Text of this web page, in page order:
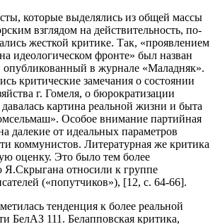
которые выделялись из общей массы
взглядом на действительность, по-
жесткой критике. Так, «проявлением
идеологическом фронте» был назван
в журнале «Маладняк».
критические замечания о состоянии
г. Гомеля, о бюрократизации
давалась картина реальной жизни и быта
Особое внимание партийная
далекие от идеальных параметров
коммунистов. Литературная же критика
оценку. Это было тем более
Я.Скрыгана относили к группе
(«попутчиков»), [12, с. 64-66].
тенденция к более реальной
БелАЗ 111. Белапповская критика,